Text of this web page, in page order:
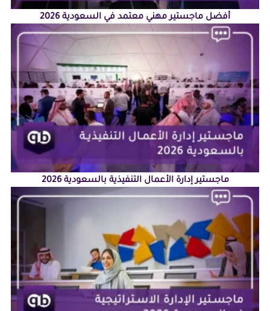
أفضل ماجستير مهني معتمد في السعودية 2026
ماجستير إدارة الأعمال التنفيذية بالسعودية 2026